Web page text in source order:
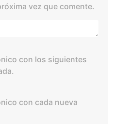
vez que comente.
con los siguientes
con cada nueva